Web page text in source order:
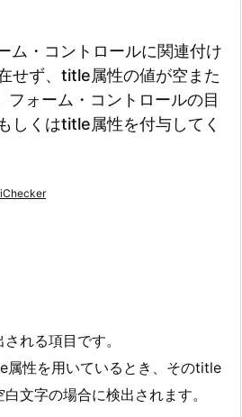
ム・コントロールに関連付け
せず、title属性の値が空また
フォーム・コントロールの目
しくはtitle属性を付与してく
れる項目です。
性を用いているとき、そのtitle
文字の場合に検出されます。